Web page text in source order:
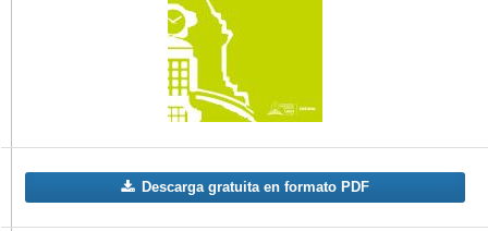
Descarga gratuita en formato PDF